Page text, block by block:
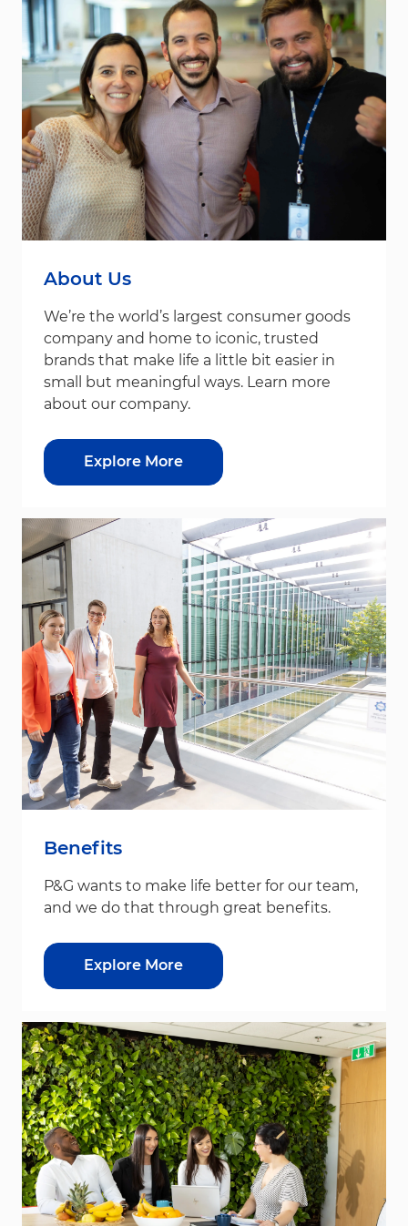
About Us
We’re the world’s largest consumer goods
company and home to iconic, trusted
brands that make life a little bit easier in
small but meaningful ways. Learn more
about our company.
Explore More
Benefits
P&G wants to make life better for our team,
and we do that through great benefits.
Explore More